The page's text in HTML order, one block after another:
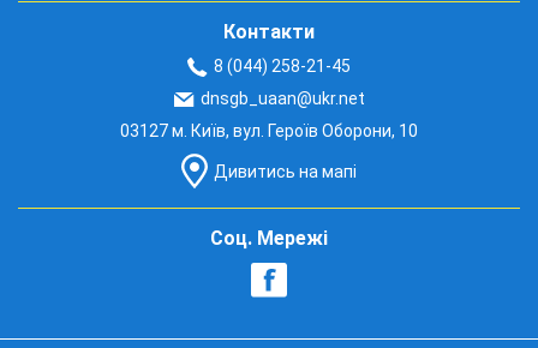
Контакти
8 (044) 258-21-45
dnsgb_uaan@ukr.net
03127 м. Київ, вул. Героїв Оборони, 10
Дивитись на мапі
Соц. Мережі